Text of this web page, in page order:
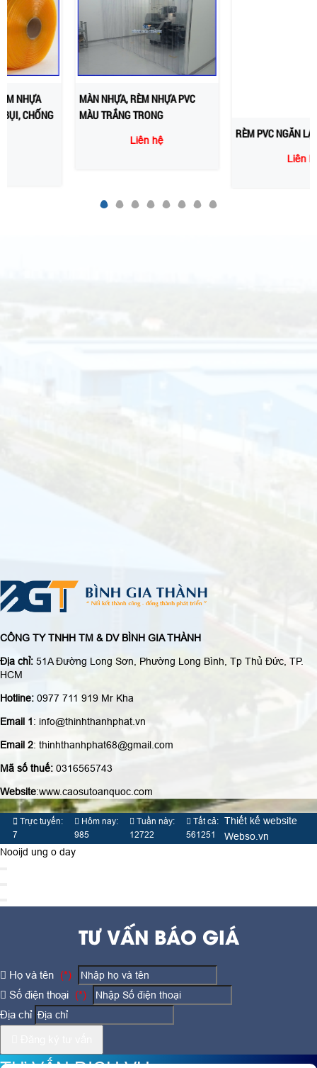
MÀN NHỰA, RÈM NHỰA PVC
MÀU TRẮNG TRONG
RÈM PVC NGĂN LẠNH MÀU ĐỎ
CÔNG TY TNHH TM & DV BÌNH GIA THÀNH
Địa chỉ: 51A Đường Long Sơn, Phường Long Bình, Tp Thủ Đức, TP.
HCM
Hotline: 0977 711 919 Mr Kha
Email 1: info@thinhthanhphat.vn
Email 2: thinhthanhphat68@gmail.com
Mã số thuế: 0316565743
Website:www.caosutoanquoc.com
Trực tuyến:
7
Hôm nay:
985
Tuần này:
12722
Tất cả:
561251
Thiết kế website
Webso.vn
Nooijd ung o day
TƯ VẤN BÁO GIÁ
Họ và tên (*)
Số điện thoại (*)
Địa chỉ